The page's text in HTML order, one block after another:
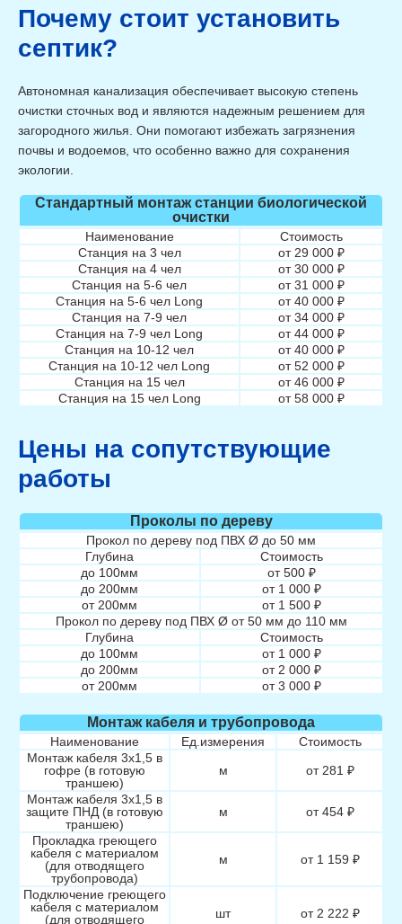
Почему стоит установить
септик?
Автономная канализация обеспечивает высокую степень
очистки сточных вод и являются надежным решением для
загородного жилья. Они помогают избежать загрязнения
почвы и водоемов, что особенно важно для сохранения
экологии.
Стандартный монтаж станции биологической
очистки
Наименование
Стоимость
Станция на 3 чел
от 29 000 ₽
Станция на 4 чел
от 30 000 ₽
Станция на 5-6 чел
от 31 000 ₽
Станция на 5-6 чел Long
от 40 000 ₽
Станция на 7-9 чел
от 34 000 ₽
Станция на 7-9 чел Long
от 44 000 ₽
Станция на 10-12 чел
от 40 000 ₽
Станция на 10-12 чел Long
от 52 000 ₽
Станция на 15 чел
от 46 000 ₽
Станция на 15 чел Long
от 58 000 ₽
Цены на сопутствующие
работы
Проколы по дереву
Прокол по дереву под ПВХ Ø до 50 мм
Глубина
Стоимость
до 100мм
от 500 ₽
до 200мм
от 1 000 ₽
от 200мм
от 1 500 ₽
Прокол по дереву под ПВХ Ø от 50 мм до 110 мм
Глубина
Стоимость
до 100мм
от 1 000 ₽
до 200мм
от 2 000 ₽
от 200мм
от 3 000 ₽
Монтаж кабеля и трубопровода
Наименование Ед.измерения
Стоимость
Монтаж кабеля 3х1,5 в
гофре (в готовую
траншею)
м
от 281 ₽
Монтаж кабеля 3х1,5 в
защите ПНД (в готовую
траншею)
м
от 454 ₽
Прокладка греющего
кабеля с материалом
(для отводящего
трубопровода)
м от 1 159 ₽
Подключение греющего
кабеля с материалом
(для отводящего
шт от 2 222 ₽